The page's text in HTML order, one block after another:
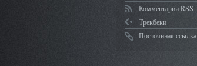
Комментарии RSS
Трекбеки
Постоянная ссылка